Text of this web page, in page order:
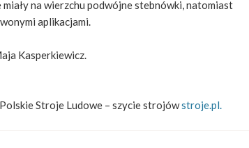
na wierzchu podwójne stebnówki, natomiast
aplikacjami.
Kasperkiewicz.
Stroje Ludowe – szycie strojówstroje.pl.